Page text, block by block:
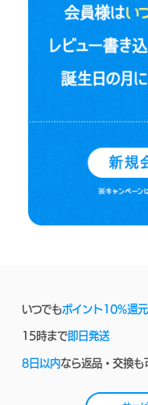
いつでもポイント10%還元
15時まで即日発送
8日以内なら返品・交換も